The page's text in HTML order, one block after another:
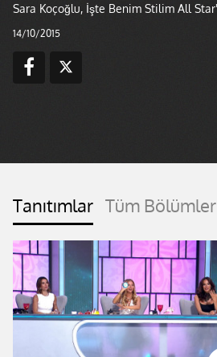
Sara Koçoğlu, İşte Benim Stilim All
14/10/2015
Tanıtımlar Tüm Bölümler